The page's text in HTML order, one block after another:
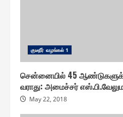
குடீநீர் வழங்௧ல் 1
சென்னையில் 45 ஆண்டுகளுக்கு
வராது: அமைச்சர்
May 22, 2018